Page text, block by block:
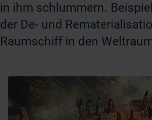
in ihm schlummern.
der De- und
Raumschiff in den